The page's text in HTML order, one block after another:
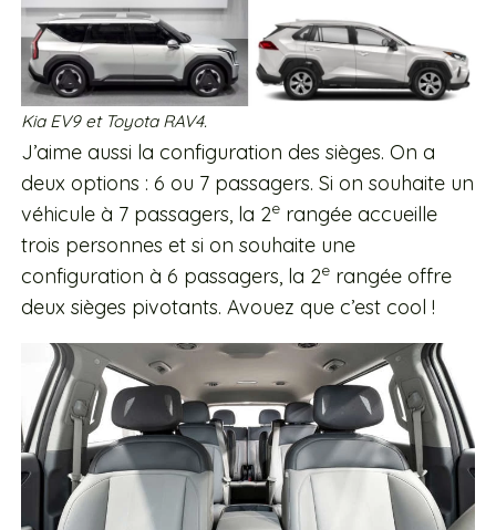
Kia EV9 et Toyota RAV4.
J’aime aussi la configuration des sièges. On a
deux options : 6 ou 7 passagers. Si on souhaite un
véhicule à 7 passagers, la 2erangée accueille
trois personnes et si on souhaite une
configuration à 6 passagers, la 2erangée offre
deux sièges pivotants. Avouez que c’est cool !